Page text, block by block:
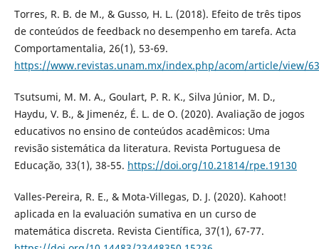
Torres, R. B. de M., & Gusso, H. L. (2018). Efeito de três tipos
de conteúdos de feedback no desempenho em tarefa. Acta
Comportamentalia, 26(1), 53-69.
https://www.revistas.unam.mx/index.php/acom/article/view/
Tsutsumi, M. M. A., Goulart, P. R. K., Silva Júnior, M. D.,
Haydu, V. B., & Jimenéz, É. L. de O. (2020). Avaliação de jogos
educativos no ensino de conteúdos acadêmicos: Uma
revisão sistemática da literatura. Revista Portuguesa de
Educação, 33(1), 38-55. https://doi.org/10.21814/rpe.19130
Valles-Pereira, R. E., & Mota-Villegas, D. J. (2020). Kahoot!
aplicada en la evaluación sumativa en un curso de
matemática discreta. Revista Científica, 37(1), 67-77.